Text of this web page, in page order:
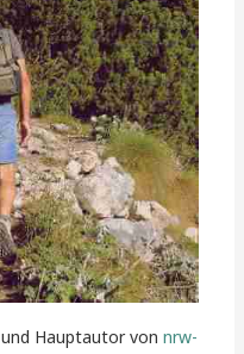
und Hauptautor vonnrw-